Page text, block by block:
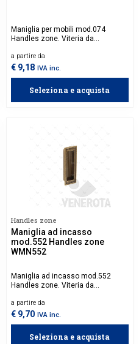
Maniglia per mobili mod.074
Handles zone. Viteria da
a partire da
€ 9,18 IVA inc.
Seleziona e acquista
Handles zone
Maniglia ad incasso
mod.552 Handles zone
WMN552
Maniglia ad incasso mod.552
Handles zone. Viteria da
a partire da
€ 9,70 IVA inc.
Seleziona e acquista